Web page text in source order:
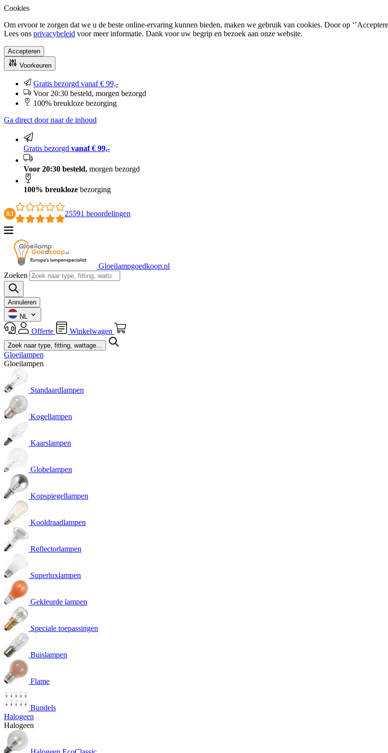
Cookies
Om ervoor te zorgen dat we u de beste online-ervaring kunnen bieden, maken we gebruik van cookies. Door op
Lees ons privacybeleid voor meer informatie. Dank voor uw begrip en bezoek aan onze website.
Accepteren
Voorkeuren
Gratis bezorgd vanaf € 99,-
Voor 20:30 besteld, morgen bezorgd
100% breukloze bezorging
Ga direct door naar de inhoud
Gratis bezorgd vanaf € 99,-
Voor 20:30 besteld, morgen bezorgd
100% breukloze bezorging
8.1 25591 beoordelingen
Gloeilampgoedkoop.nl
Zoeken
Annuleren
NL
Offerte Winkelwagen
Gloeilampen
Gloeilampen
Standaardlampen
Kogellampen
Kaarslampen
Globelampen
Kopspiegellampen
Kooldraadlampen
Reflectorlampen
Superluxlampen
Gekleurde lampen
Speciale toepassingen
Buislampen
Flame
Bundels
Halogeen
Halogeen